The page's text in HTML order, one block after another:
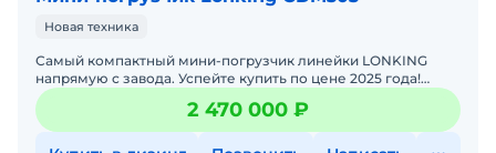
Новая техника
Самый компактный мини-погрузчик линейки LONKING
напрямую с завода. Успейте купить по цене 2025 года!
Осуществляем полное сопровождение клиента с момента
под
2 470 000 ₽